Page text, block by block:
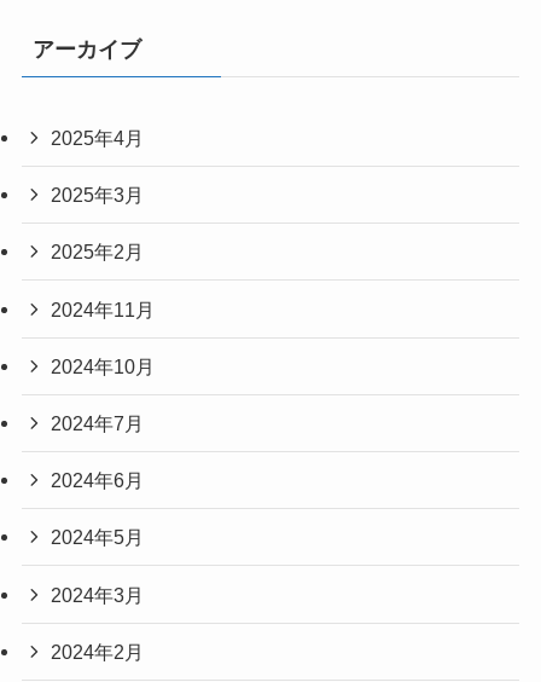
アーカイブ
2025年4月
2025年3月
2025年2月
2024年11月
2024年10月
2024年7月
2024年6月
2024年5月
2024年3月
2024年2月